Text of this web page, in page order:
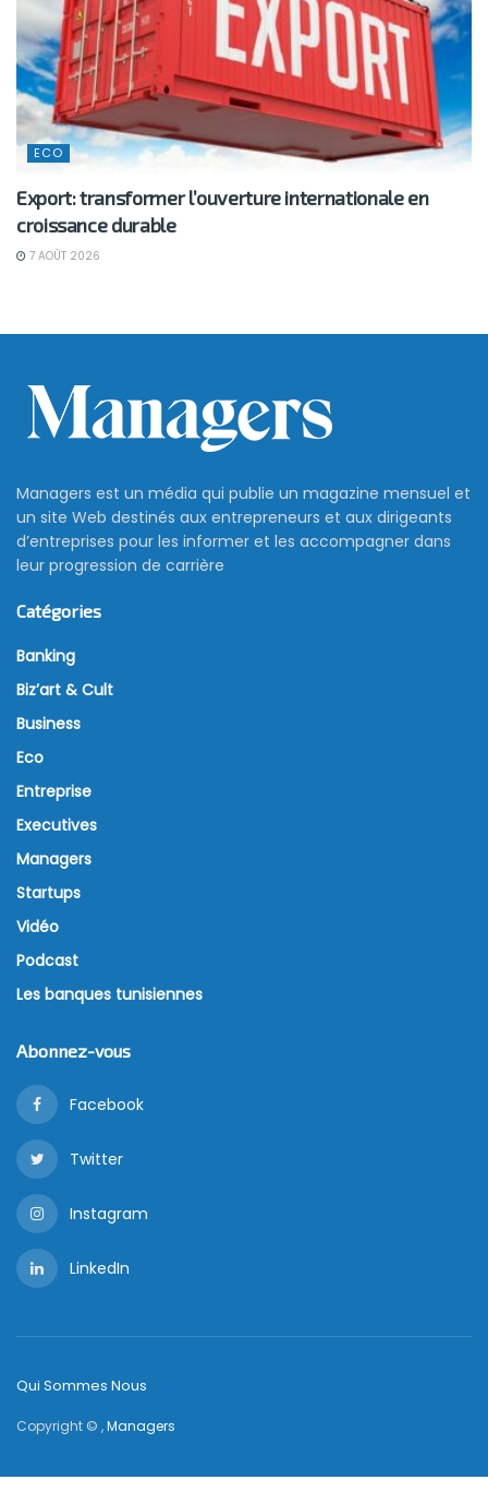
ECO
Export: transformer l’ouverture internationale en
croissance durable
7 AOÛT 2026
Managers est un média qui publie un magazine mensuel et
un site Web destinés aux entrepreneurs et aux dirigeants
d’entreprises pour les informer et les accompagner dans
leur progression de carrière
Catégories
Banking
Biz’art & Cult
Business
Eco
Entreprise
Executives
Managers
Startups
Vidéo
Podcast
Les banques tunisiennes
Abonnez-vous
Facebook
Twitter
Instagram
LinkedIn
Qui Sommes Nous
Copyright © ,Managers